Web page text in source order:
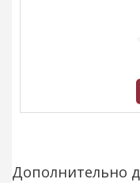
Дополнительно